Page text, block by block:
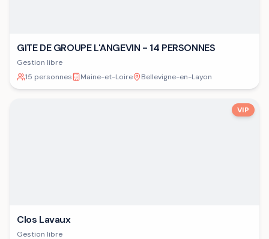
GITE DE GROUPE L'ANGEVIN - 14 PERSONNES
Gestion libre
15 personnes
Maine-et-Loire Bellevigne-en-Layon
VIP
Clos Lavaux
Gestion libre